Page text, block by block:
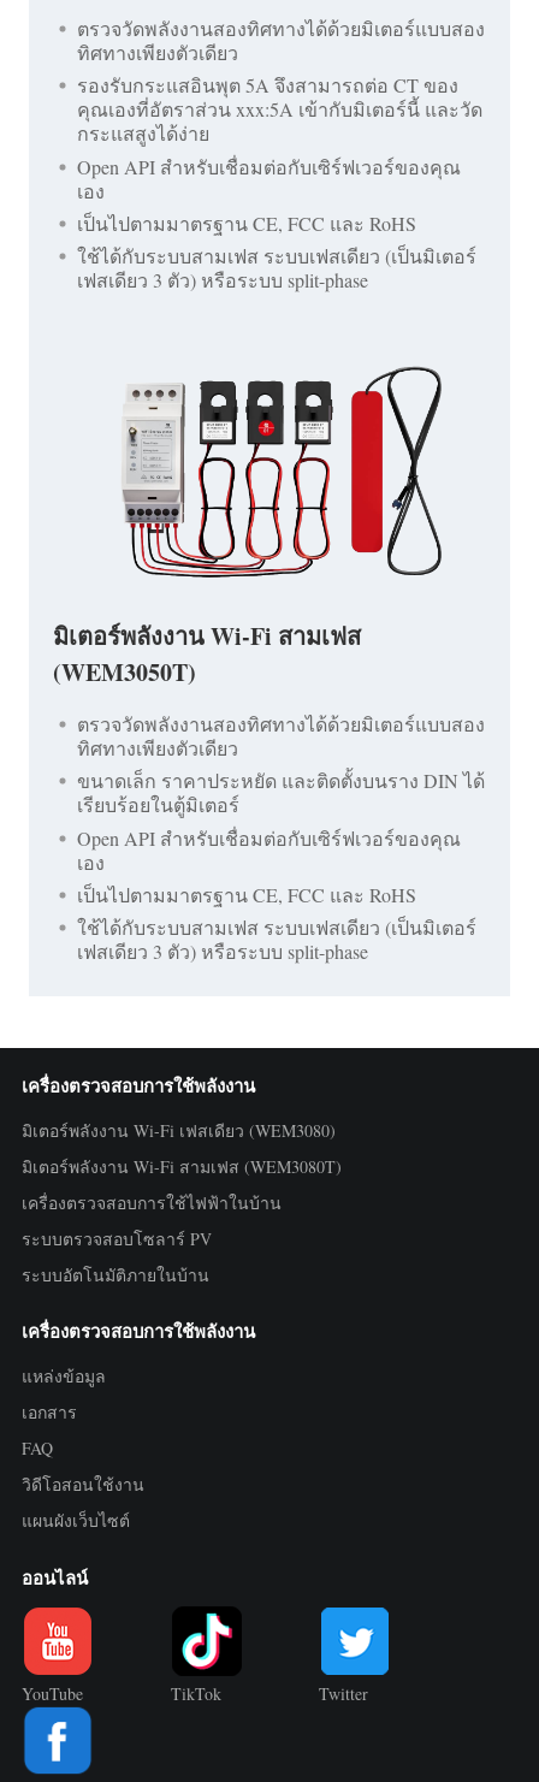
ตรวจวัดพลังงานสองทิศทางได้ด้วยมิเตอร์แบบสอง
ทิศทางเพียงตัวเดียว
รองรับกระแสอินพุต 5A จึงสามารถต่อ CT ของ
คุณเองที่อัตราส่วน xxx:5A เข้ากับมิเตอร์นี้ และวัด
กระแสสูงได้ง่าย
Open API สำหรับเชื่อมต่อกับเซิร์ฟเวอร์ของคุณ
เอง
เป็นไปตามมาตรฐาน CE, FCC และ RoHS
ใช้ได้กับระบบสามเฟส ระบบเฟสเดียว (เป็นมิเตอร์
เฟสเดียว 3 ตัว) หรือระบบ split-phase
มิเตอร์พลังงาน Wi-Fi สามเฟส
(WEM3050T)
ตรวจวัดพลังงานสองทิศทางได้ด้วยมิเตอร์แบบสอง
ทิศทางเพียงตัวเดียว
ขนาดเล็ก ราคาประหยัด และติดตั้งบนราง DIN ได้
เรียบร้อยในตู้มิเตอร์
Open API สำหรับเชื่อมต่อกับเซิร์ฟเวอร์ของคุณ
เอง
เป็นไปตามมาตรฐาน CE, FCC และ RoHS
ใช้ได้กับระบบสามเฟส ระบบเฟสเดียว (เป็นมิเตอร์
เฟสเดียว 3 ตัว) หรือระบบ split-phase
เครื่องตรวจสอบการใช้พลังงาน
มิเตอร์พลังงาน Wi-Fi เฟสเดียว (WEM3080)
มิเตอร์พลังงาน Wi-Fi สามเฟส (WEM3080T)
เครื่องตรวจสอบการใช้ไฟฟ้าในบ้าน
ระบบตรวจสอบโซลาร์ PV
ระบบอัตโนมัติภายในบ้าน
เครื่องตรวจสอบการใช้พลังงาน
แหล่งข้อมูล
เอกสาร
FAQ
วิดีโอสอนใช้งาน
แผนผังเว็บไซต์
ออนไลน์
YouTube TikTok Twitter